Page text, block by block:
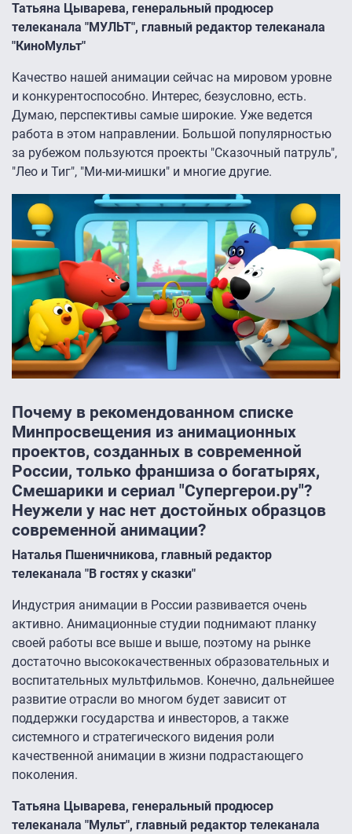
Татьяна Цыварева, генеральный продюсер
телеканала "МУЛЬТ", главный редактор телеканала
"КиноМульт"
Качество нашей анимации сейчас на мировом уровне
и конкурентоспособно. Интерес, безусловно, есть.
Думаю, перспективы самые широкие. Уже ведется
работа в этом направлении. Большой популярностью
за рубежом пользуются проекты "Сказочный патруль",
"Лео и Тиг", "Ми-ми-мишки" и многие другие.
Почему в рекомендованном списке
Минпросвещения из анимационных
проектов, созданных в современной
России, только франшиза о богатырях,
Смешарики и сериал "Супергерои.ру"?
Неужели у нас нет достойных образцов
современной анимации?
Наталья Пшеничникова, главный редактор
телеканала "В гостях у сказки"
Индустрия анимации в России развивается очень
активно. Анимационные студии поднимают планку
своей работы все выше и выше, поэтому на рынке
достаточно высококачественных образовательных и
воспитательных мультфильмов. Конечно, дальнейшее
развитие отрасли во многом будет зависит от
поддержки государства и инвесторов, а также
системного и стратегического видения роли
качественной анимации в жизни подрастающего
поколения.
Татьяна Цыварева, генеральный продюсер
телеканала "Мульт", главный редактор телеканала